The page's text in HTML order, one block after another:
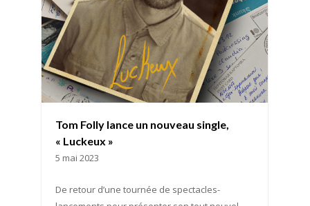
Tom Folly lance un nouveau single,
« Luckeux »
5 mai 2023
De retour d’une tournée de spectacles-